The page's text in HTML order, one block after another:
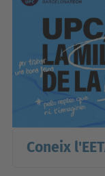
Coneix